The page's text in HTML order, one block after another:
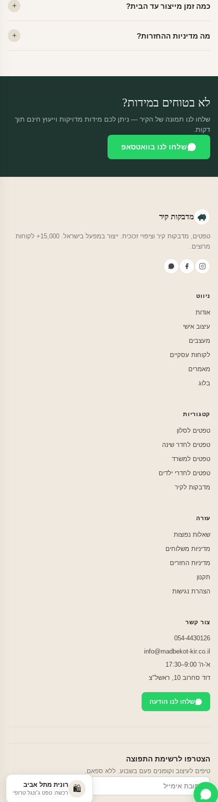
מתאים לקיר מטויח, גבס, קרמיקה וזכוכית.
כמה זמן מייצור עד הבית?
יוצאות באותו יום.
מה מדיניות ההחזרות?
לא בטוחים במידות?
שלחו לנו תמונה של הקיר — ניתן לכם מידות מדויקות וייעוץ חינם תוך
דקות.
שלחו לנו בוואטסאפ
מדבקות קיר
טפטים, מדבקות קיר וציפויי זכוכית. ייצור במפעל בישראל. 15,000+ לקוחות
מרוצים.
ניווט
אודות
עיצוב אישי
מעצבים
לקוחות עסקיים
מאמרים
בלוג
קטגוריות
טפטים לסלון
טפטים לחדר שינה
טפטים למשרד
טפטים לחדרי ילדים
מדבקות לקיר
עזרה
שאלות נפוצות
מדיניות משלוחים
מדיניות החזרים
תקנון
הצהרת נגישות
צור קשר
054-4430126
info@madbekot-kir.co.il
א'-ה' 9:00–17:30
דוד סחרוב 10, ראשל"צ
שלחו לנו הודעה
הצטרפו לרשימת התפוצה
טיפים לעיצוב וקופונים פעם בשבוע. ללא ספאם.
הרשמה 🛍️ רונית מתל אביב
רכשה: טפט ג׳ונגל טרופי